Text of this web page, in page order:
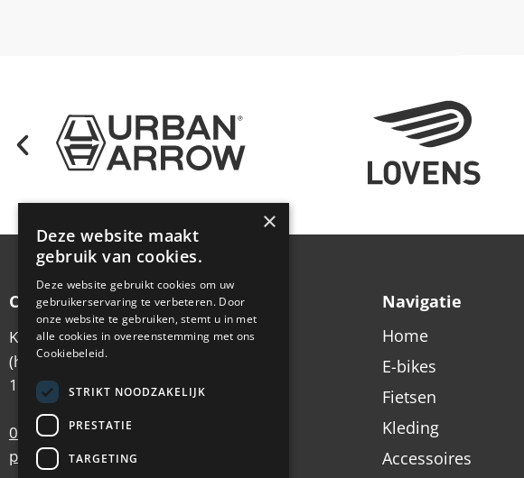
Contactgegevens
Koningsstraat 6
(hoek Emmastraat)
1213 AX Hilversum
035 – 62 49 102
postbus@antilope.nl
Navigatie
Home
E-bikes
Fietsen
Kleding
Accessoires
×
Deze website maakt
gebruik van cookies.
Deze website gebruikt cookies om uw
gebruikerservaring te verbeteren. Door
onze website te gebruiken, stemt u in met
alle cookies in overeenstemming met ons
Cookiebeleid.
STRIKT NOODZAKELIJK
PRESTATIE
TARGETING